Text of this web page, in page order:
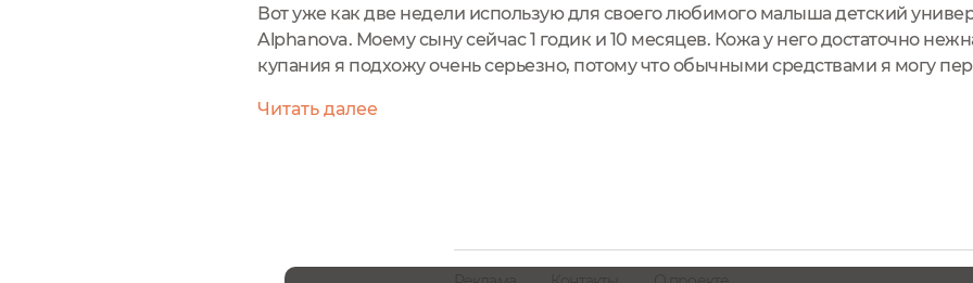
Вот уже как две недели использую для своего любимого малыша детский
Alphanova. Моему сыну сейчас 1 годик и 10 месяцев. Кожа у него достаточно
купания я подхожу очень серьезно, потому что обычными средствами я могу
следствием которого...
Читать далее